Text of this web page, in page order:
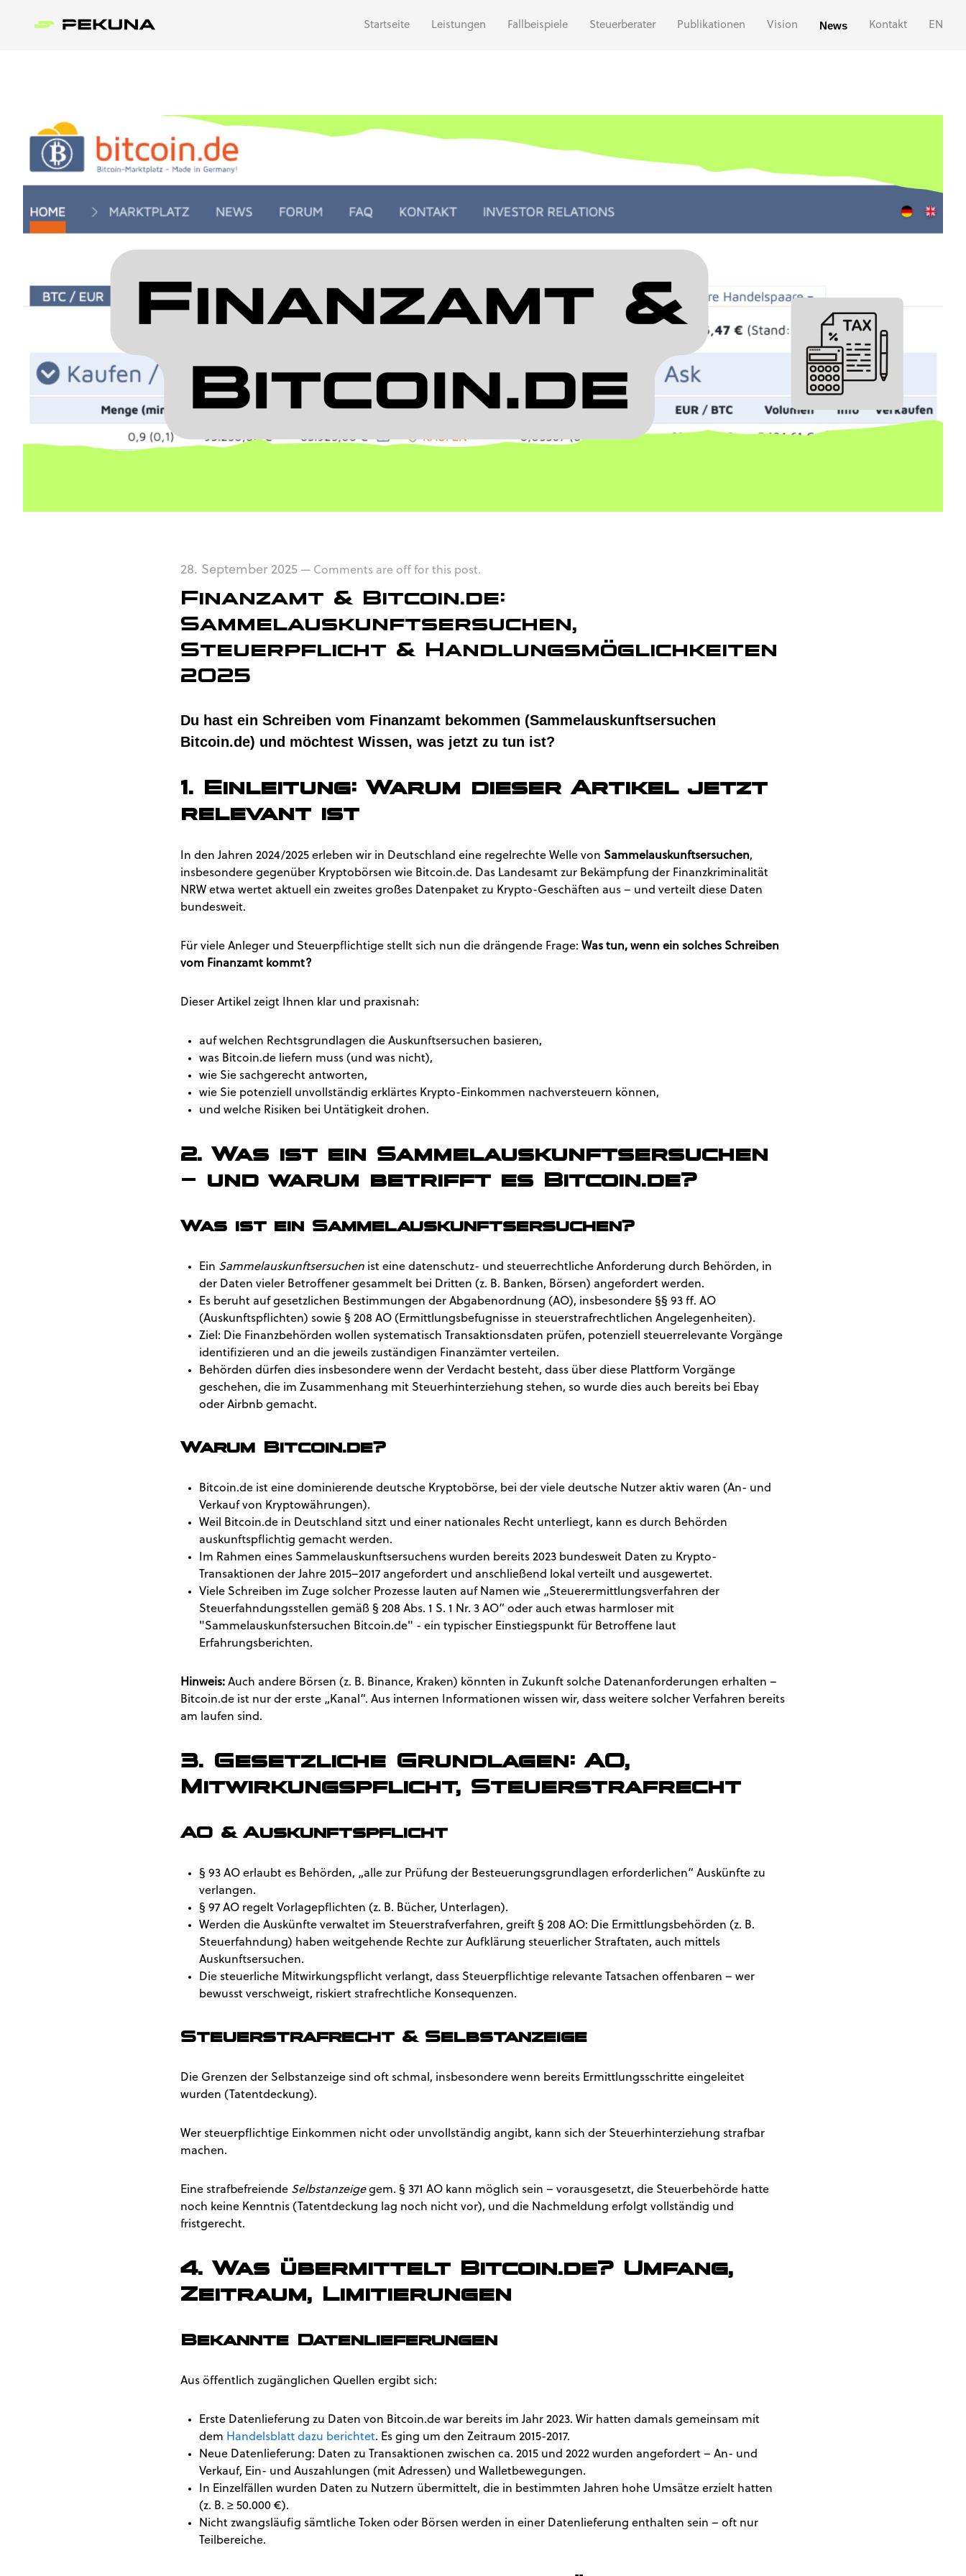
Startseite Leistungen Fallbeispiele Steuerberater Publikationen Vision News Kontakt EN
28. September 2025— Comments are off for this post.
Finanzamt & Bitcoin.de:
Sammelauskunftsersuchen,
Steuerpflicht & Handlungsmöglichkeiten
2025
Du hast ein Schreiben vom Finanzamt bekommen (Sammelauskunftsersuchen
Bitcoin.de) und möchtest Wissen, was jetzt zu tun ist?
1. Einleitung: Warum dieser Artikel jetzt
relevant ist
In den Jahren 2024/2025 erleben wir in Deutschland eine regelrechte Welle von Sammelauskunftsersuchen,
insbesondere gegenüber Kryptobörsen wie Bitcoin.de. Das Landesamt zur Bekämpfung der Finanzkriminalität
NRW etwa wertet aktuell ein zweites großes Datenpaket zu Krypto-Geschäften aus – und verteilt diese Daten
bundesweit.
Für viele Anleger und Steuerpflichtige stellt sich nun die drängende Frage: Was tun, wenn ein solches Schreiben
vom Finanzamt kommt?
Dieser Artikel zeigt Ihnen klar und praxisnah:
auf welchen Rechtsgrundlagen die Auskunftsersuchen basieren,
was Bitcoin.de liefern muss (und was nicht),
wie Sie sachgerecht antworten,
wie Sie potenziell unvollständig erklärtes Krypto-Einkommen nachversteuern können,
und welche Risiken bei Untätigkeit drohen.
2. Was ist ein Sammelauskunftsersuchen
– und warum betrifft es Bitcoin.de?
Was ist ein Sammelauskunftsersuchen?
Ein Sammelauskunftsersuchenist eine datenschutz- und steuerrechtliche Anforderung durch Behörden, in
der Daten vieler Betroffener gesammelt bei Dritten (z. B. Banken, Börsen) angefordert werden.
Es beruht auf gesetzlichen Bestimmungen der Abgabenordnung (AO), insbesondere §§ 93 ff. AO
(Auskunftspflichten) sowie § 208 AO (Ermittlungsbefugnisse in steuerstrafrechtlichen Angelegenheiten).
Ziel: Die Finanzbehörden wollen systematisch Transaktionsdaten prüfen, potenziell steuerrelevante Vorgänge
identifizieren und an die jeweils zuständigen Finanzämter verteilen.
Behörden dürfen dies insbesondere wenn der Verdacht besteht, dass über diese Plattform Vorgänge
geschehen, die im Zusammenhang mit Steuerhinterziehung stehen, so wurde dies auch bereits bei Ebay
oder Airbnb gemacht.
Warum Bitcoin.de?
Bitcoin.de ist eine dominierende deutsche Kryptobörse, bei der viele deutsche Nutzer aktiv waren (An- und
Verkauf von Kryptowährungen).
Weil Bitcoin.de in Deutschland sitzt und einer nationales Recht unterliegt, kann es durch Behörden
auskunftspflichtig gemacht werden.
Im Rahmen eines Sammelauskunftsersuchens wurden bereits 2023 bundesweit Daten zu Krypto-
Transaktionen der Jahre 2015–2017 angefordert und anschließend lokal verteilt und ausgewertet.
Viele Schreiben im Zuge solcher Prozesse lauten auf Namen wie „Steuerermittlungsverfahren der
Steuerfahndungsstellen gemäß § 208 Abs. 1 S. 1 Nr. 3 AO“ oder auch etwas harmloser mit
"Sammelauskunfstersuchen Bitcoin.de" - ein typischer Einstiegspunkt für Betroffene laut
Erfahrungsberichten.
Hinweis:Auch andere Börsen (z. B. Binance, Kraken) könnten in Zukunft solche Datenanforderungen erhalten –
Bitcoin.de ist nur der erste „Kanal“. Aus internen Informationen wissen wir, dass weitere solcher Verfahren bereits
am laufen sind.
3. Gesetzliche Grundlagen: AO,
Mitwirkungspflicht, Steuerstrafrecht
AO & Auskunftspflicht
§ 93 AO erlaubt es Behörden, „alle zur Prüfung der Besteuerungsgrundlagen erforderlichen“ Auskünfte zu
verlangen.
§ 97 AO regelt Vorlagepflichten (z. B. Bücher, Unterlagen).
Werden die Auskünfte verwaltet im Steuerstrafverfahren, greift § 208 AO: Die Ermittlungsbehörden (z. B.
Steuerfahndung) haben weitgehende Rechte zur Aufklärung steuerlicher Straftaten, auch mittels
Auskunftsersuchen.
Die steuerliche Mitwirkungspflicht verlangt, dass Steuerpflichtige relevante Tatsachen offenbaren – wer
bewusst verschweigt, riskiert strafrechtliche Konsequenzen.
Steuerstrafrecht & Selbstanzeige
Die Grenzen der Selbstanzeige sind oft schmal, insbesondere wenn bereits Ermittlungsschritte eingeleitet
wurden (Tatentdeckung).
Wer steuerpflichtige Einkommen nicht oder unvollständig angibt, kann sich der Steuerhinterziehung strafbar
machen.
Eine strafbefreiende Selbstanzeigegem. § 371 AO kann möglich sein – vorausgesetzt, die Steuerbehörde hatte
noch keine Kenntnis (Tatentdeckung lag noch nicht vor), und die Nachmeldung erfolgt vollständig und
fristgerecht.
4. Was übermittelt Bitcoin.de? Umfang,
Zeitraum, Limitierungen
Bekannte Datenlieferungen
Aus öffentlich zugänglichen Quellen ergibt sich:
Erste Datenlieferung zu Daten von Bitcoin.de war bereits im Jahr 2023. Wir hatten damals gemeinsam mit
dem Handelsblatt dazu berichtet. Es ging um den Zeitraum 2015-2017.
Neue Datenlieferung: Daten zu Transaktionen zwischen ca. 2015 und 2022 wurden angefordert – An- und
Verkauf, Ein- und Auszahlungen (mit Adressen) und Walletbewegungen.
In Einzelfällen wurden Daten zu Nutzern übermittelt, die in bestimmten Jahren hohe Umsätze erzielt hatten
(z. B. ≥ 50.000 €).
Nicht zwangsläufig sämtliche Token oder Börsen werden in einer Datenlieferung enthalten sein – oft nur
Teilbereiche.